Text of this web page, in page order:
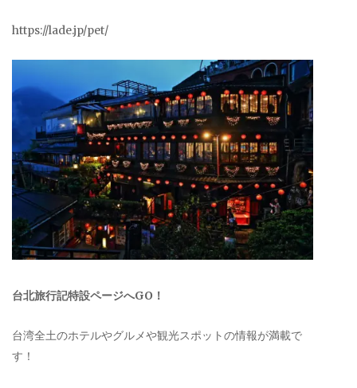
https://lade.jp/pet/
台北旅行記特設ページへGO！
台湾全土のホテルやグルメや観光スポットの情報が満載で
す！